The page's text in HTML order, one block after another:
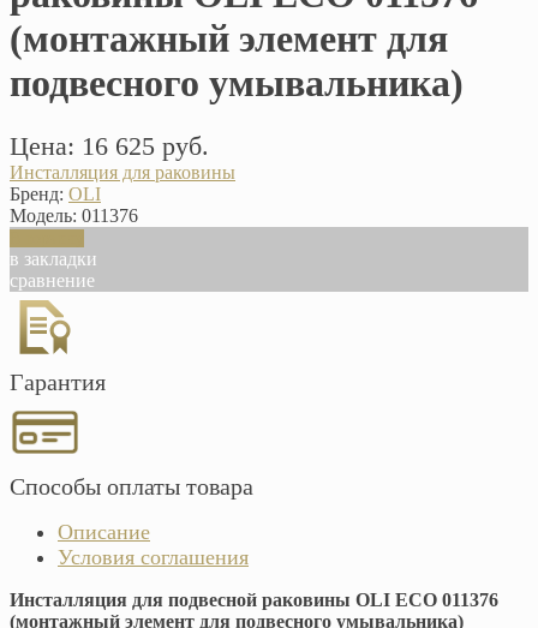
(монтажный элемент для
подвесного умывальника)
Цена: 16 625 руб.
Инсталляция для раковины
Бренд: OLI
Модель: 011376
в закладки
сравнение
Гарантия
Способы оплаты товара
Описание
Условия соглашения
Инсталляция для подвесной раковины OLI ECO 011376
(монтажный элемент для подвесного умывальника)